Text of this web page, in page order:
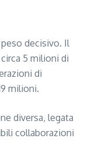
decisivo. Il
5 milioni di
di
milioni.
diversa, legata
collaborazioni